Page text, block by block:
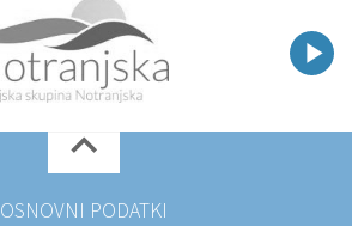
OSNOVNI PODATKI